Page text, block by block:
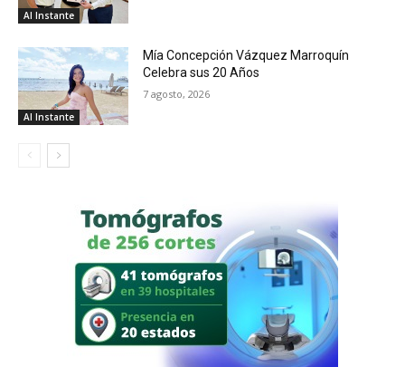
Al Instante
Al Instante
Mía Concepción Vázquez Marroquín
Celebra sus 20 Años
7 agosto, 2026